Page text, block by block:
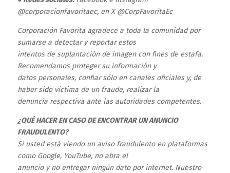
@corporacionfavoritaec, en X @CorpFavoritaEc
Corporación Favorita agradece a toda la comunidad por
sumarse a detectar y reportar estos
intentos de suplantación de imagen con fines de estafa.
Recomendamos proteger su información y
datos personales, confiar sólo en canales oficiales y, de
haber sido víctima de un fraude, realizar la
denuncia respectiva ante las autoridades competentes.
¿QUÉ HACER EN CASO DE ENCONTRAR UN ANUNCIO
FRAUDULENTO?
Si usted está viendo un aviso fraudulento en plataformas
como Google, YouTube, no abra el
anuncio y no entregar ningún dato por internet. Nuestro